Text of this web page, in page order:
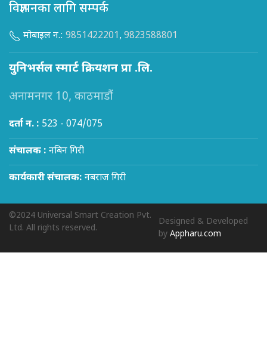
विज्ञापनका लागि सम्पर्क
मोबाइल न.: 9851422201, 9823588801
युनिभर्सल स्मार्ट क्रियशन प्रा .लि.
अनामनगर 10, काठमाडौं
दर्ता न. : 523 - 074/075
संचालक : नबिन गिरी
कार्यकारी संचालक: नबराज गिरी
©2024 Universal Smart Creation Pvt.
Ltd. All rights reserved.
Designed & Developed
byAppharu.com